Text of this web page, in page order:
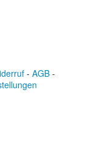
- AGB -